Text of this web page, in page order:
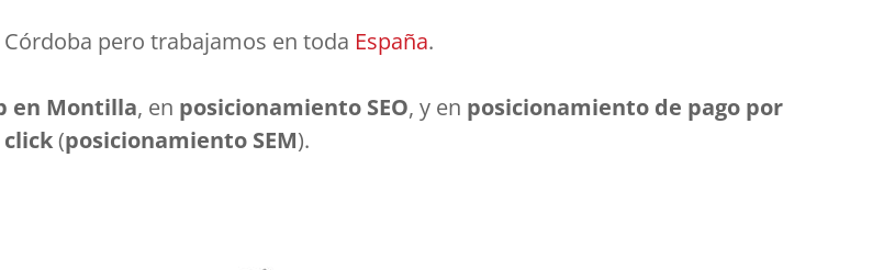
Córdoba pero trabajamos en toda España.
en Montilla, en posicionamiento SEO, y en posicionamiento de pago por
click(posicionamiento SEM).